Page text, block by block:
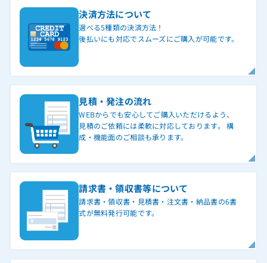
決済方法について
選べる5種類の決済方法！
後払いにも対応でスムーズにご購入が可能です。
見積・発注の流れ
WEBからでも安心してご購入いただけるよう、
見積のご依頼には柔軟に対応しております。 構
成・機能面のご相談も承ります。
請求書・領収書等について
請求書・領収書・見積書・注文書・納品書の6書
式が無料発行可能です。